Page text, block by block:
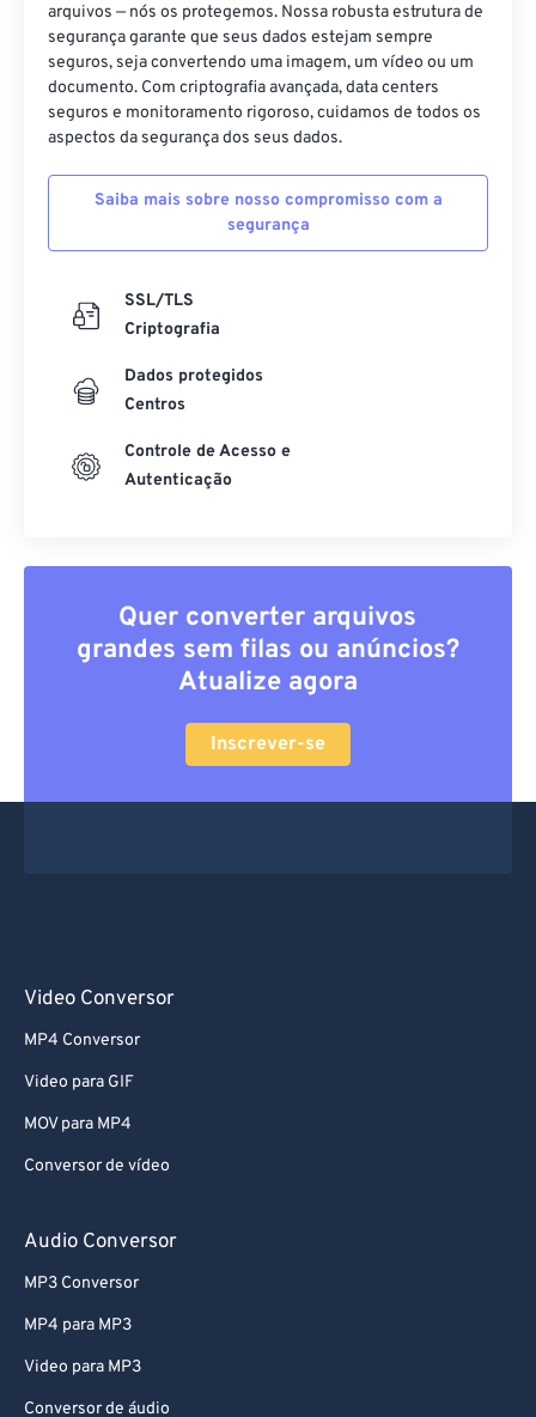
arquivos — nós os protegemos. Nossa robusta estrutura de
segurança garante que seus dados estejam sempre
seguros, seja convertendo uma imagem, um vídeo ou um
documento. Com criptografia avançada, data centers
seguros e monitoramento rigoroso, cuidamos de todos os
aspectos da segurança dos seus dados.
Saiba mais sobre nosso compromisso com a
segurança
SSL/TLS
Criptografia
Dados protegidos
Centros
Controle de Acesso e
Autenticação
Quer converter arquivos
grandes sem filas ou anúncios?
Atualize agora
Inscrever-se
Video Conversor
MP4 Conversor
Video para GIF
MOV para MP4
Conversor de vídeo
Audio Conversor
MP3 Conversor
MP4 para MP3
Video para MP3
Conversor de áudio